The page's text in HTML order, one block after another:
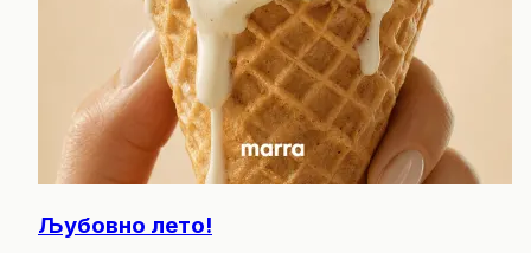
Љубовно лето!